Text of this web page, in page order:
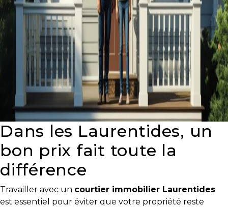
Dans les Laurentides, un
bon prix fait toute la
différence
Travailler avec un courtier immobilier Laurentides
est essentiel pour éviter que votre propriété reste